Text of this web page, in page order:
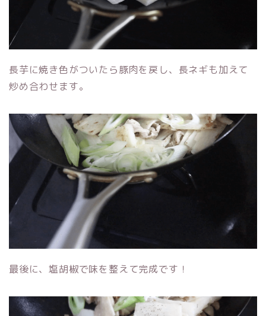
長芋に焼き色がついたら豚肉を戻し、長ネギも加えて
炒め合わせます。
最後に、塩胡椒で味を整えて完成です！